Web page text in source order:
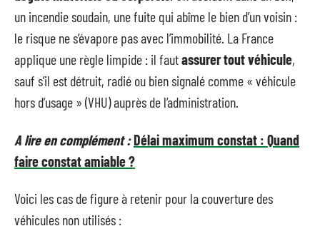
un incendie soudain, une fuite qui abîme le bien d’un voisin :
le risque ne s’évapore pas avec l’immobilité. La France
applique une règle limpide : il fautassurer tout véhicule,
sauf s’il est détruit, radié ou bien signalé comme « véhicule
hors d’usage » (VHU) auprès de l’administration.
A lire en complément :Délai maximum constat : Quand
faire constat amiable ?
Voici les cas de figure à retenir pour la couverture des
véhicules non utilisés :